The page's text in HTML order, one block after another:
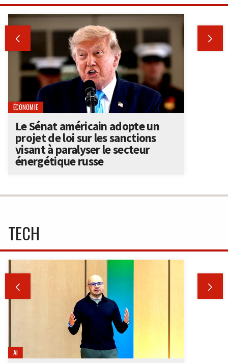
 
ÉCONOMIE
Le Sénat américain adopte un
projet de loi sur les sanctions
visant à paralyser le secteur
énergétique russe
TECH
 
AI